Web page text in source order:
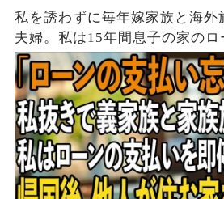
私を誘わずに毎年嫁家族と海外
夫婦。私は15年間息子の家のロ
って実印を押し家を即売却→帰
家を見た息子は顔面蒼白に